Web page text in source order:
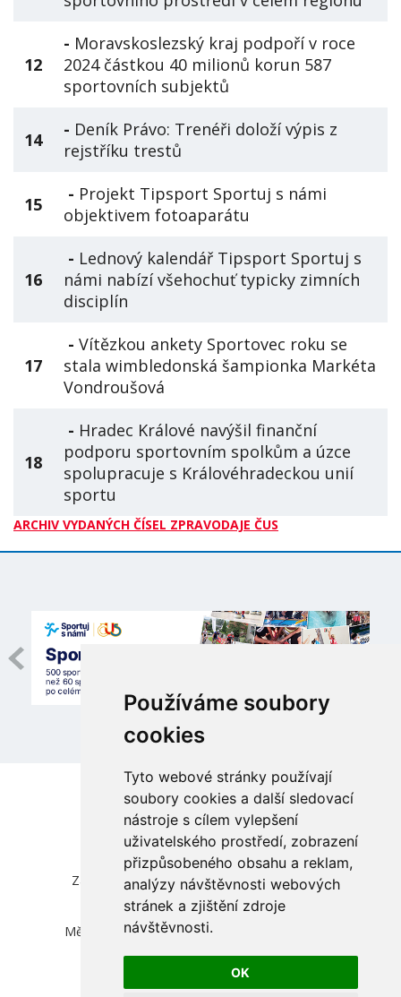
Používáme soubory
cookies
Tyto webové stránky používají
soubory cookies a další sledovací
nástroje s cílem vylepšení
uživatelského prostředí, zobrazení
přizpůsobeného obsahu a reklam,
analýzy návštěvnosti webových
stránek a zjištění zdroje
návštěvnosti.
OK
12
- Moravskoslezský kraj podpoří v roce
2024 částkou 40 milionů korun 587
sportovních subjektů
14 - Deník Právo: Trenéři doloží výpis z
rejstříku trestů
15 - Projekt Tipsport Sportuj s námi
objektivem fotoaparátu
16
- Lednový kalendář Tipsport Sportuj s
námi nabízí všehochuť typicky zimních
disciplín
17
- Vítězkou ankety Sportovec roku se
stala wimbledonská šampionka Markéta
Vondroušová
18
- Hradec Králové navýšil finanční
podporu sportovním spolkům a úzce
spolupracuje s Královéhradeckou unií
sportu
ARCHIV VYDANÝCH ČÍSEL ZPRAVODAJE ČUS
Česká unie sportu, z.s.
Zátopkova 100/2, Praha 6 - Břevnov, 169 00
IČ 00469548, DIČ CZ00469548
zapsána ve spolkovém rejstříku vedeném
Městským soudem v Praze, oddíl L, vložka 830
info@cuscz.cz